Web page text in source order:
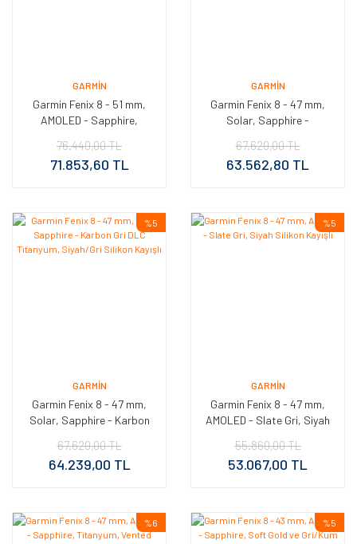
GARMIN
Garmin Fenix 8 - 51 mm,
AMOLED - Sapphire,
Silikon Kayışlı
76.440,00 TL
71.853,60 TL
GARMIN
Garmin Fenix 8 - 47 mm,
Solar, Sapphire -
Silikon Kayışlı
67.620,00 TL
63.562,80 TL
GARMIN
Garmin Fenix 8 - 47 mm,
Solar, Sapphire - Karbon
Siyah/Gri Silikon Kayışlı
%5
67.620,00 TL
64.239,00 TL
GARMIN
Garmin Fenix 8 - 47 mm,
AMOLED - Slate Gri, Siyah
%5
55.860,00 TL
53.067,00 TL
%6 %5